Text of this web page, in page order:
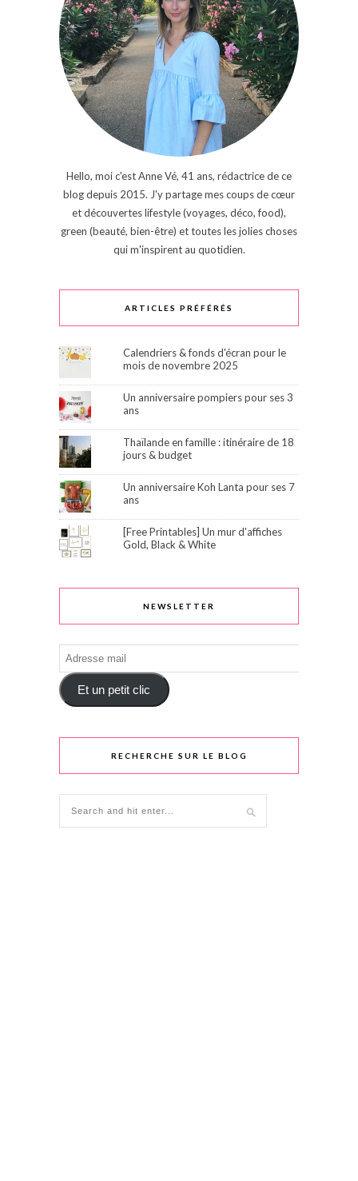
Hello, moi c'est Anne Vé, 41 ans, rédactrice de ce
blog depuis 2015. J'y partage mes coups de cœur
et découvertes lifestyle (voyages, déco, food),
green (beauté, bien-être) et toutes les jolies choses
qui m'inspirent au quotidien.
ARTICLES PRÉFÉRÉS
Calendriers & fonds d'écran pour le
mois de novembre 2025
Un anniversaire pompiers pour ses 3
ans
Thaïlande en famille : itinéraire de 18
jours & budget
Un anniversaire Koh Lanta pour ses 7
ans
[Free Printables] Un mur d'affiches
Gold, Black & White
NEWSLETTER
Adresse
mail
Et un petit clic
RECHERCHE SUR LE BLOG